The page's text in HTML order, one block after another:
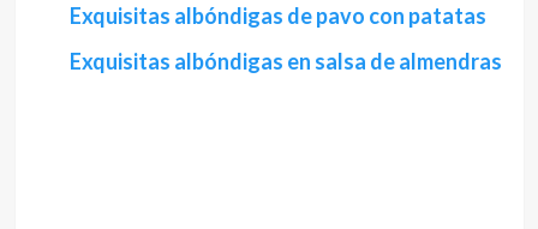
Exquisitas albóndigas de pavo con patatas
Exquisitas albóndigas en salsa de almendras